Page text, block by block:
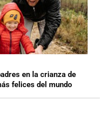
en la crianza de
felices del mundo